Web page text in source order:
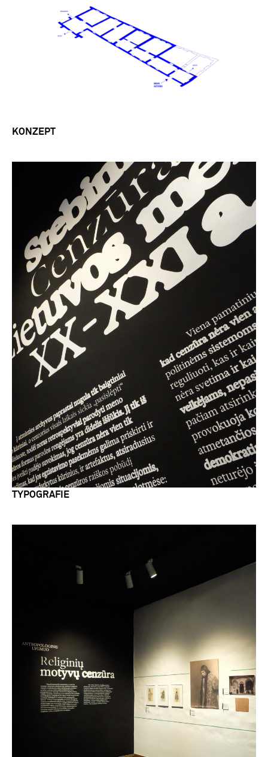
KONZEPT
TYPOGRAFIE